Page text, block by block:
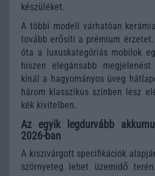
készüléket.
A többi modell várhatóan
tovább erősíti a prémium
óta a luxuskategóriás mobilok
hiszen elegánsabb
kínál a hagyományos üveg
három klasszikus színben lesz
kék kivitelben.
Az egyik legdurvább
2026-ban
A kiszivárgott specifikációk
szörnyeteg lehet üzemidő